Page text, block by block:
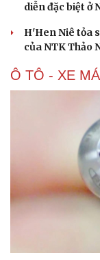
diễn đặc biệt ở
H'Hen Niê tỏa
của NTK Thảo
Ô TÔ - XE